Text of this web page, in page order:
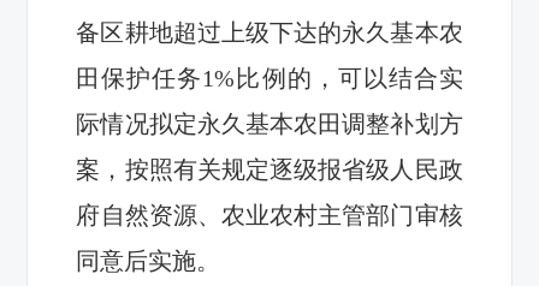
备区耕地超过上级下达的永久基本农
田保护任务1%比例的，可以结合实
际情况拟定永久基本农田调整补划方
案，按照有关规定逐级报省级 人民政
府自然资源、农业农村主管部门审核
同意后实施。